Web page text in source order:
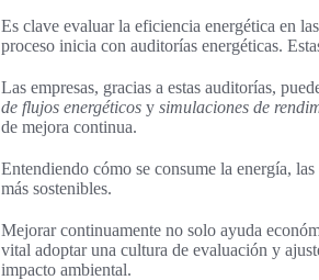
Es clave evaluar la eficiencia energética en
proceso inicia con auditorías energéticas.
Las empresas, gracias a estas auditorías,
de flujos energéticos y simulaciones de
de mejora continua.
Entendiendo cómo se consume la energía,
más sostenibles.
Mejorar continuamente no solo ayuda
vital adoptar una cultura de evaluación y
impacto ambiental.